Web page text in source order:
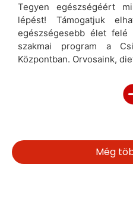
Tegyen egészségéért
lépést! Támogatjuk
egészségesebb élet felé
szakmai program a
Központban. Orvosaink,
Még